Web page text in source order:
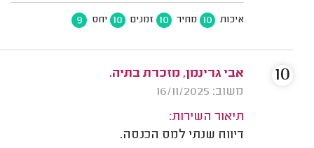
איכות 10 מחיר 10 זמנים 10 יחס 9
אבי גרינמן, מזכרת בתיה.
משוב: 16/11/2025
תיאור השירות:
דיווח שנתי למס הכנסה.
10